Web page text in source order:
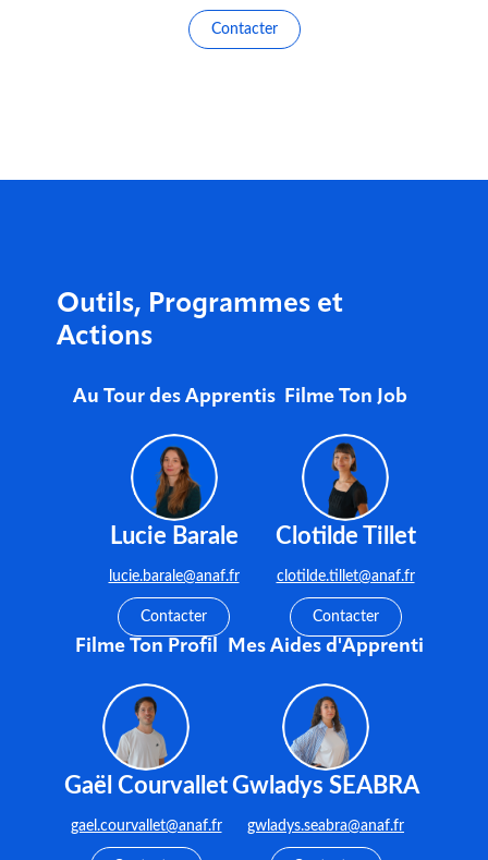
Contacter
Outils, Programmes et
Actions
Au Tour des Apprentis
Lucie Barale
lucie.barale@anaf.fr
Contacter
Filme Ton Job
Clotilde Tillet
clotilde.tillet@anaf.fr
Contacter
Filme Ton Profil
Gaël Courvallet
gael.courvallet@anaf.fr
Mes Aides d'Apprenti
Gwladys SEABRA
gwladys.seabra@anaf.fr